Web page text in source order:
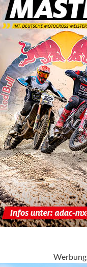
Werbung